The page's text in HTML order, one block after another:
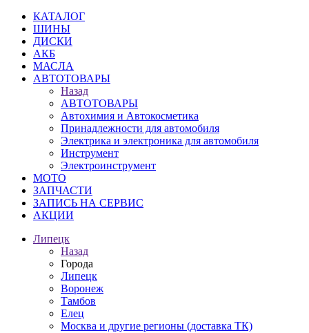
КАТАЛОГ
ШИНЫ
ДИСКИ
АКБ
МАСЛА
АВТОТОВАРЫ
Назад
АВТОТОВАРЫ
Автохимия и Автокосметика
Принадлежности для автомобиля
Электрика и электроника для автомобиля
Инструмент
Электроинструмент
МОТО
ЗАПЧАСТИ
ЗАПИСЬ НА СЕРВИС
АКЦИИ
Липецк
Назад
Города
Липецк
Воронеж
Тамбов
Елец
Москва и другие регионы (доставка ТК)